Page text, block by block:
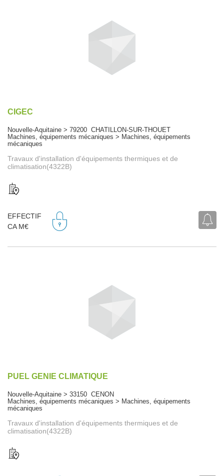
CIGEC
Nouvelle-Aquitaine > 79200 CHATILLON-SUR-THOUET
Machines, équipements mécaniques > Machines, équipements
mécaniques
Travaux d'installation d'équipements thermiques et de
climatisation(4322B)
EFFECTIF
CA M€
PUEL GENIE CLIMATIQUE
Nouvelle-Aquitaine > 33150 CENON
Machines, équipements mécaniques > Machines, équipements
mécaniques
Travaux d'installation d'équipements thermiques et de
climatisation(4322B)